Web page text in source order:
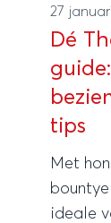
27
Dé
tips
Met
ideale